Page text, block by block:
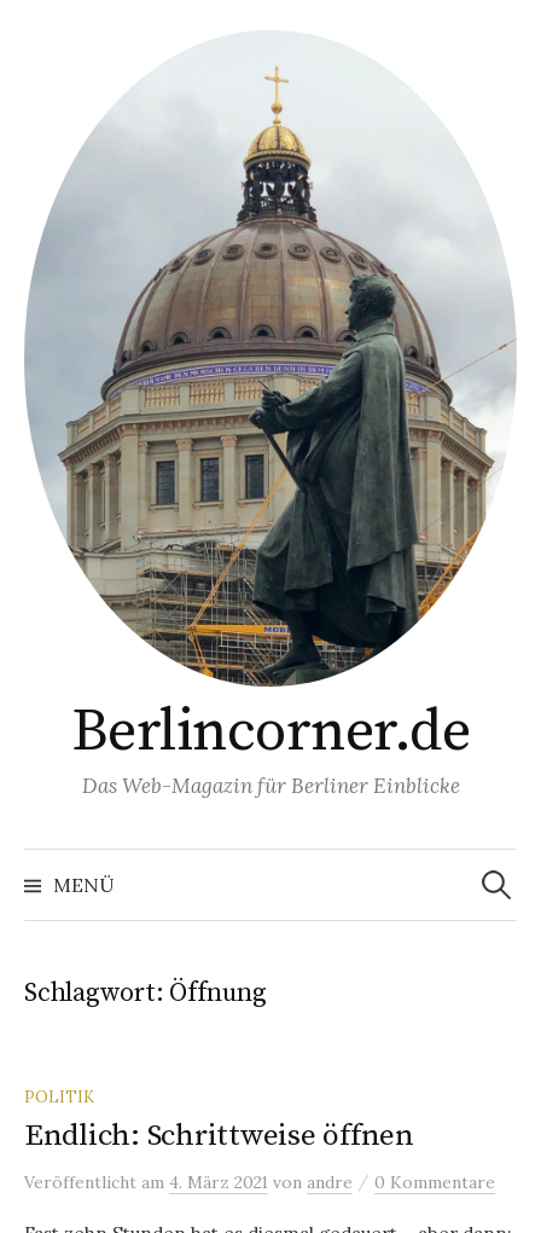
Berlincorner.de
Das Web-Magazin für Berliner Einblicke
MENÜ
Suchen
nach:
Schlagwort: Öffnung
POLITIK
Endlich: Schrittweise öffnen
Veröffentlicht am 4. März 2021 von andre / 0 Kommentare